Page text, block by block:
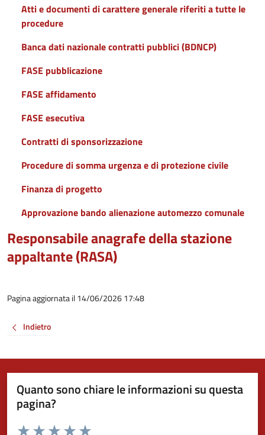
Atti e documenti di carattere generale riferiti a tutte le
procedure
Banca dati nazionale contratti pubblici (BDNCP)
FASE pubblicazione
FASE affidamento
FASE esecutiva
Contratti di sponsorizzazione
Procedure di somma urgenza e di protezione civile
Finanza di progetto
Approvazione bando alienazione automezzo comunale
Responsabile anagrafe della stazione
appaltante (RASA)
Pagina aggiornata il 14/06/2026 17:48
Indietro
Quanto sono chiare le informazioni su questa
pagina?
Valuta da 1 a 5 stelle la pagina